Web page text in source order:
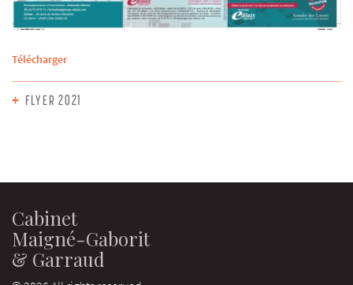
Télécharger
+ FLYER 2021
Cabinet
Maigné-Gaborit
& Garraud